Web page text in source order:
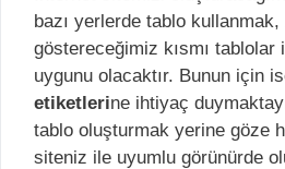
bazı yerlerde tablo
göstereceğimiz kısmı tablolar
uygunu olacaktır. Bunun için
etiketlerine ihtiyaç
tablo oluşturmak yerine göze
siteniz ile uyumlu görünürde